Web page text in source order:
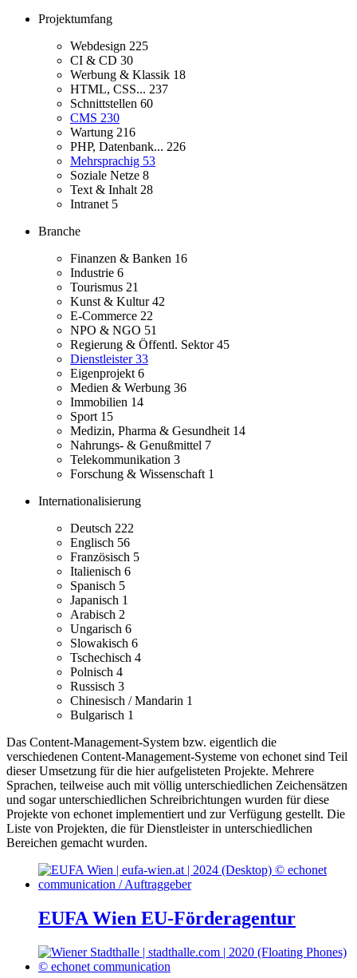
Projektumfang
Webdesign 225
CI & CD 30
Werbung & Klassik 18
HTML, CSS... 237
Schnittstellen 60
CMS 230
Wartung 216
PHP, Datenbank... 226
Mehrsprachig 53
Soziale Netze 8
Text & Inhalt 28
Intranet 5
Branche
Finanzen & Banken 16
Industrie 6
Tourismus 21
Kunst & Kultur42
E-Commerce 22
NPO & NGO 51
Regierung & Öffentl. Sektor45
Dienstleister33
Eigenprojekt 6
Medien & Werbung 36
Immobilien 14
Sport 15
Medizin, Pharma & Gesundheit 14
Nahrungs- & Genußmittel 7
Telekommunikation 3
Forschung & Wissenschaft 1
Internationalisierung
Deutsch 222
Englisch 56
Französisch 5
Italienisch 6
Spanisch 5
Japanisch 1
Arabisch 2
Ungarisch 6
Slowakisch 6
Tschechisch 4
Polnisch 4
Russisch 3
Chinesisch / Mandarin 1
Bulgarisch 1
Das Content-Management-System bzw. eigentlich die
verschiedenen Content-Management-Systeme von echonet sind Teil
dieser Umsetzung für die hier aufgelisteten Projekte. Mehrere
Sprachen, teilweise auch mit völlig unterschiedlichen Zeichensätzen
und sogar unterschiedlichen Schreibrichtungen wurden für diese
Projekte von echonet implementiert und zur Verfügung gestellt. Die
Liste von Projekten, die für Dienstleister in unterschiedlichen
Bereichen gemacht wurden.
EUFA Wien EU-Förderagentur